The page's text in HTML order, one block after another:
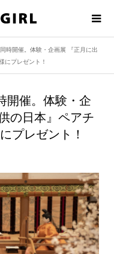
時開催。体験・企画展 『正月に出
にプレゼント！
開催。体験・企
の日本』ペアチ
プレゼント！